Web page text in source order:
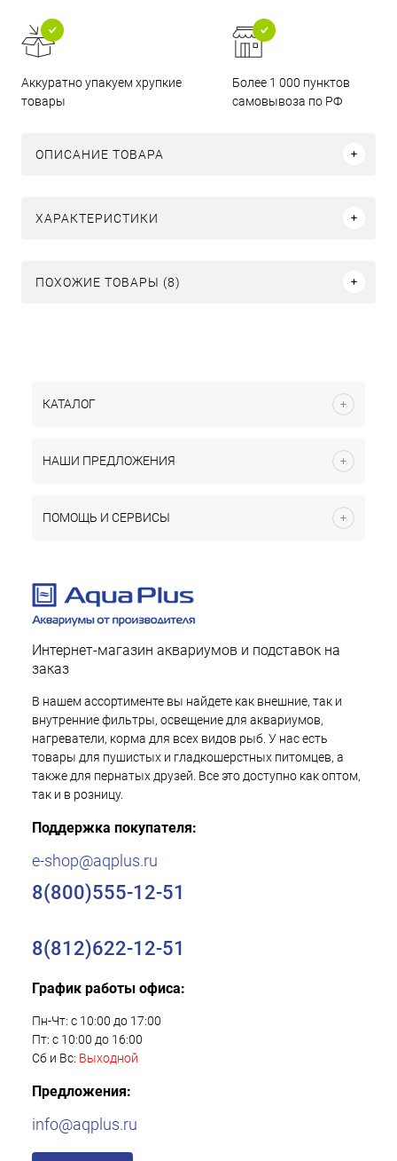
Аккуратно упакуем хрупкие
товары
Более 1 000 пунктов
самовывоза по РФ
ОПИСАНИЕ ТОВАРА
ХАРАКТЕРИСТИКИ
ПОХОЖИЕ ТОВАРЫ (8)
КАТАЛОГ
НАШИ ПРЕДЛОЖЕНИЯ
ПОМОЩЬ И СЕРВИСЫ
Интернет-магазин аквариумов и подставок на
заказ
В нашем ассортименте вы найдете как внешние, так и
внутренние фильтры, освещение для аквариумов,
нагреватели, корма для всех видов рыб. У нас есть
товары для пушистых и гладкошерстных питомцев, а
также для пернатых друзей. Все это доступно как оптом,
так и в розницу.
Поддержка покупателя:
e-shop@aqplus.ru
8(800)555-12-51
8(812)622-12-51
График работы офиса:
Пн-Чт: с 10:00 до 17:00
Пт: с 10:00 до 16:00
Сб и Вс: Выходной
Предложения:
info@aqplus.ru